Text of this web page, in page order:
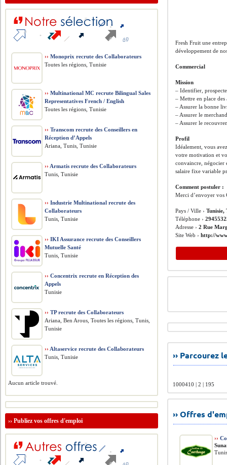
Fresh Fruit une
développement de
Commercial
Mission
– Identifier,
– Mettre en place
– Assurer la bonne
– Assurer le
– Assurer le
Profil
Idéalement, vous
votre motivation et
convaincre, négocier
salaire fixe variable
Comment postuler :
Merci d’envoyer
Pays / Ville ›Tunisie,
Téléphone ›
Adresse ›2 Rue
Site Web ›http://
››
1000410 | 2 | 195
›› Offres
››
›› Monoprix recrute des Collaborateurs
Toutes les régions, Tunisie
›› Multinational MC recrute Bilingual Sales
Representatives French / English
Toutes les régions, Tunisie
›› Transcom recrute des Conseillers en
Réception d’Appels
Ariana, Tunis, Tunisie
›› Armatis recrute des Collaborateurs
Tunis, Tunisie
›› Industrie Multinational recrute des
Collaborateurs
Tunis, Tunisie
›› IKI Assurance recrute des Conseillers
Mutuelle Santé
Tunis, Tunisie
›› Concentrix recrute en Réception des
Appels
Tunisie
›› TP recrute des Collaborateurs
Ariana, Ben Arous, Toutes les régions, Tunis,
Tunisie
›› Altaservice recrute des Collaborateurs
Tunis, Tunisie
Aucun article trouvé.
››Publiez vos offres d'emploi